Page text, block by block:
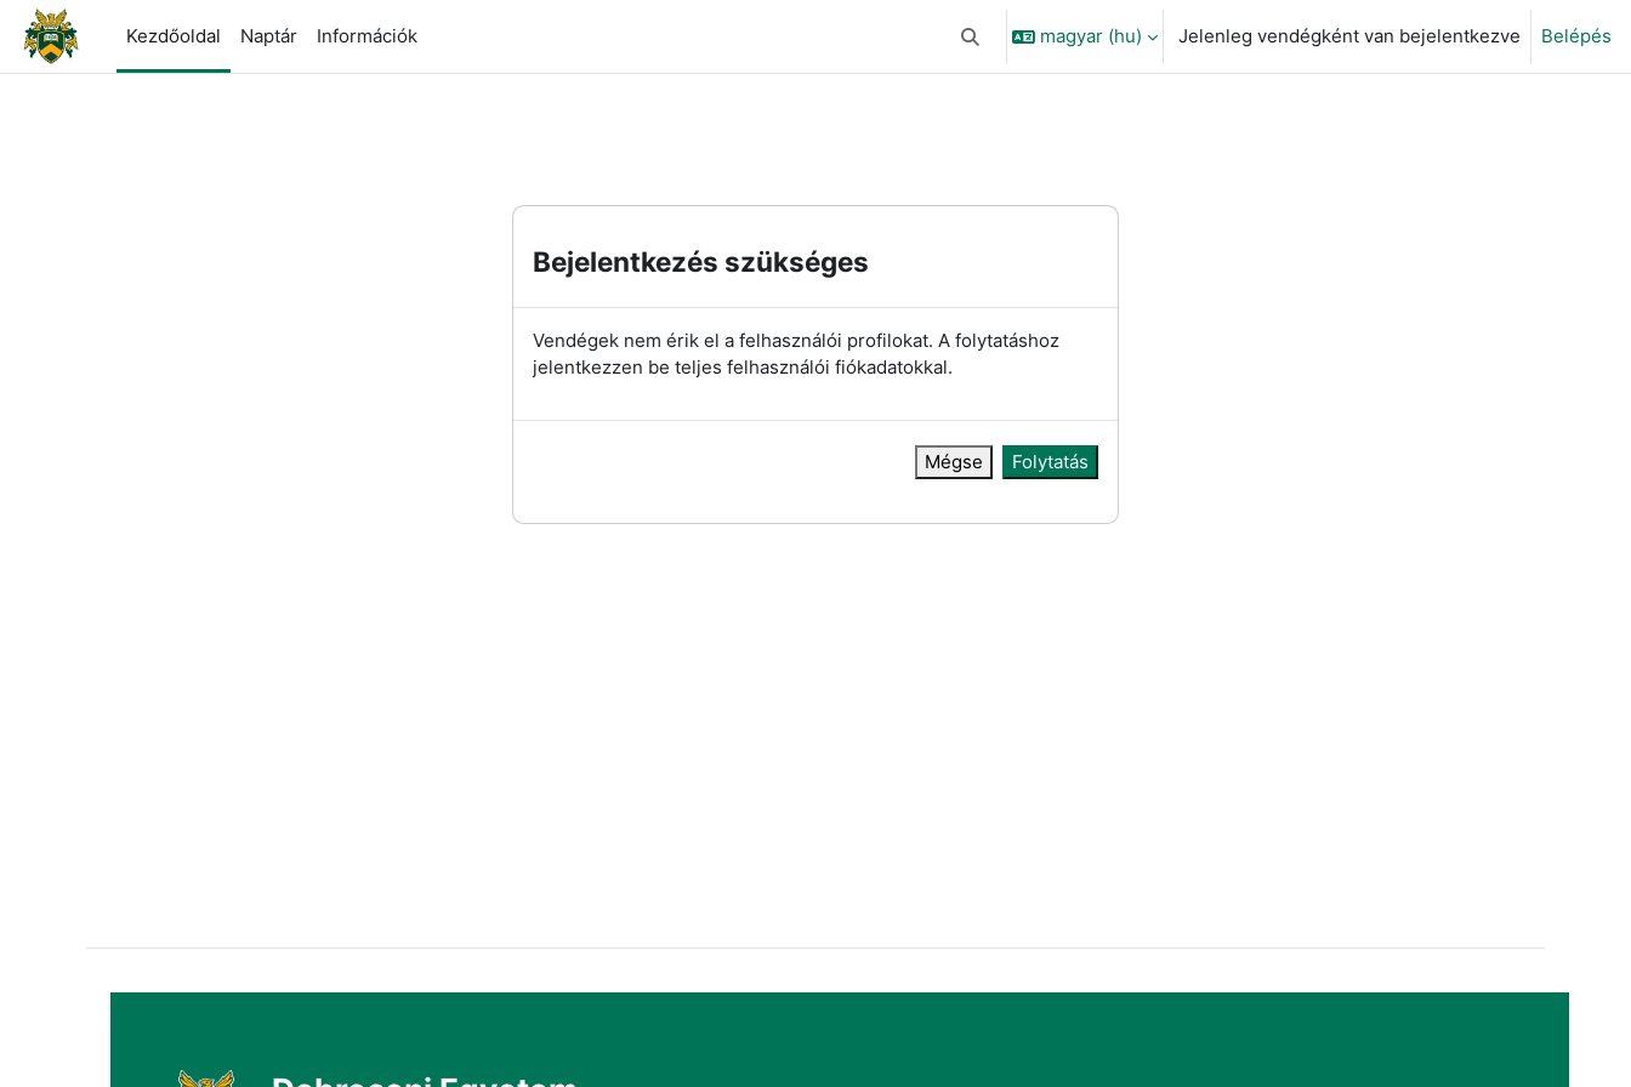
Tovább a fő tartalomhoz
Kezdőoldal
Naptár Információk Keresési bemeneti adatok váltása
magyar ‎(hu)‎ Jelenleg vendégként van bejelentkezve Belépés
Bejelentkezés szükséges
Vendégek nem érik el a felhasználói profilokat. A folytatáshoz
jelentkezzen be teljes felhasználói fiókadatokkal.
Mégse Folytatás